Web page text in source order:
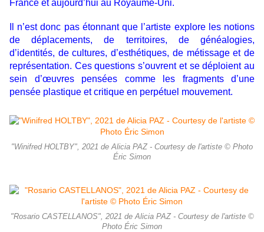
France et aujourd’hui au Royaume-Uni.
Il n’est donc pas étonnant que l’artiste explore les notions
de déplacements, de territoires, de généalogies,
d’identités, de cultures, d’esthétiques, de métissage et de
représentation. Ces questions s’ouvrent et se déploient au
sein d’œuvres pensées comme les fragments d’une
pensée plastique et critique en perpétuel mouvement.
"Winifred HOLTBY", 2021 de Alicia PAZ - Courtesy de l'artiste © Photo
Éric Simon
"Rosario CASTELLANOS", 2021 de Alicia PAZ - Courtesy de l'artiste ©
Photo Éric Simon